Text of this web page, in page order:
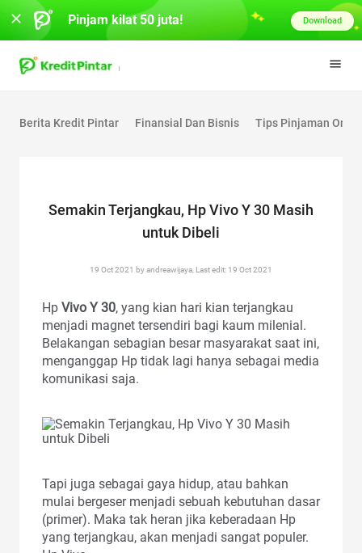
Berita Kredit Pintar Finansial Dan Bisnis Tips Pinjaman
Semakin Terjangkau, Hp Vivo Y 30 Masih
untuk Dibeli
19 Oct 2021 by andreawijaya, Last edit: 19 Oct 2021
Hp Vivo Y 30, yang kian hari kian terjangkau
menjadi magnet tersendiri bagi kaum milenial.
Belakangan sebagian besar masyarakat saat ini,
menganggap Hp tidak lagi hanya sebagai media
komunikasi saja.
Tapi juga sebagai gaya hidup, atau bahkan
mulai bergeser menjadi sebuah kebutuhan dasar
(primer). Maka tak heran jika keberadaan Hp
yang terjangkau, akan menjadi sangat populer.
Pinjam kilat 50 juta! Download